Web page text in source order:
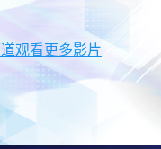
观看更多影片